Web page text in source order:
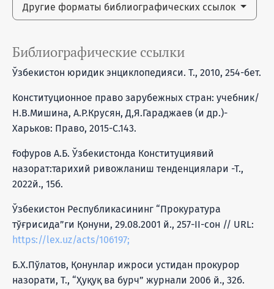
Другие форматы библиографических ссылок
Библиографические ссылки
Ўзбекистон юридик энциклопедияси. Т., 2010, 254-бет.
Конституционное право зарубежных стран: учебник/
Н.В.Мишина, А.Р.Крусян, Д,Я.Гараджаев (и др.)-
Харьков: Право, 2015-С.143.
Ғофуров А.Б. Ўзбекистонда Конституциявий
назорат:тарихий ривожланиш тенденциялари -Т.,
2022й., 15б.
Ўзбекистон Республикасининг “Прокуратура
тўғрисида”ги Қонуни, 29.08.2001 й., 257-II-сон // URL:
https://lex.uz/acts/106197;
Б.Х.Пўлатов, Қонунлар ижроси устидан прокурор
назорати, Т., “Ҳуқуқ ва бурч” журнали 2006 й., 32б.